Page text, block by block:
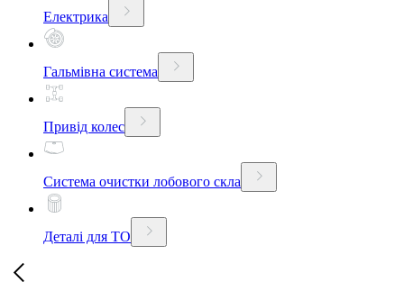
Електрика
Гальмівна система
Привід колес
Система очистки лобового скла
Деталі для ТО